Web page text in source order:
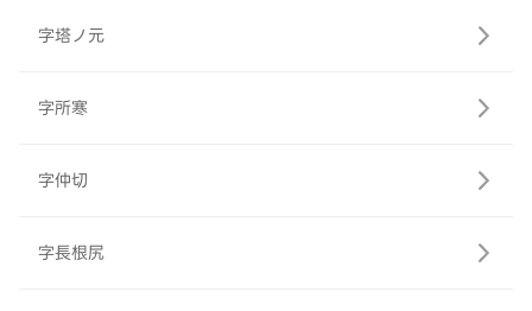
字塔ノ元
字所寒
字仲切
字長根尻